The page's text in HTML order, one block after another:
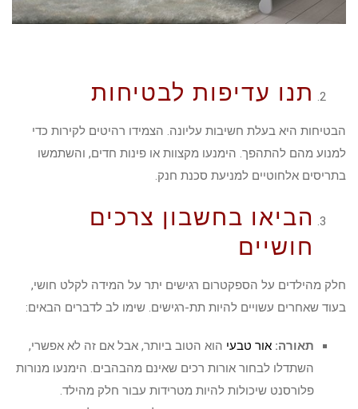
תנו עדיפות לבטיחות
הבטיחות היא בעלת חשיבות עליונה. הצמידו רהיטים לקירות כדי
למנוע מהם להתהפך. הימנעו מקצוות או פינות חדים, והשתמשו
בתריסים אלחוטיים למניעת סכנת חנק.
הביאו בחשבון צרכים
חושיים
חלק מהילדים על הספקטרום רגישים יתר על המידה לקלט חושי,
בעוד שאחרים עשויים להיות תת-רגישים. שימו לב לדברים הבאים:
תאורה: אור טבעי הוא הטוב ביותר, אבל אם זה לא אפשרי,
השתדלו לבחור אורות רכים שאינם מהבהבים. הימנעו מנורות
פלורסנט שיכולות להיות מטרידות עבור חלק מהילד.